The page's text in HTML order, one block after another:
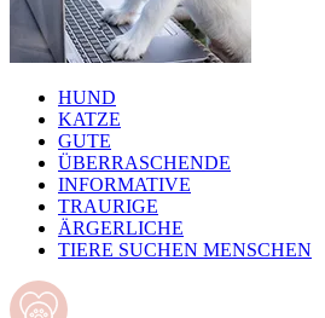
HUND
KATZE
GUTE
ÜBERRASCHENDE
INFORMATIVE
TRAURIGE
ÄRGERLICHE
TIERE SUCHEN MENSCHEN